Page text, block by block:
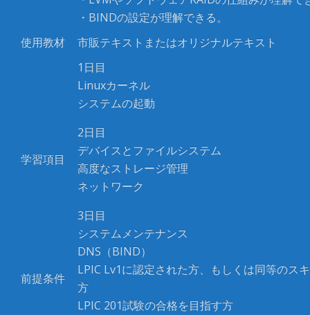
・BINDの設定が理解できる。
使用教材
市販テキストまたはオリジナルテキスト
学習項目
1日目
Linuxカーネル
システムの起動
2日目
デバイスとファイルシステム
高度なストレージ管理
ネットワーク
3日目
システムメンテナンス
DNS（BIND）
前提条件
LPIC Lv1に認定された方、もしくは同等のス
方
LPIC 201試験の合格を目指す方